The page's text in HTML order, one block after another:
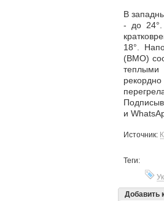
В
- до 24°.
18°.
(ВМО)
теплыми
и
Источник:
Теги:
Добавить